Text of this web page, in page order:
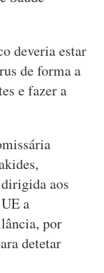
deveria estar
de forma a
e fazer a
aos
a
por
detetar